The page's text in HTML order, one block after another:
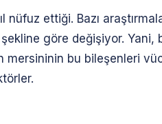
nüfuz ettiği. Bazı
göre değişiyor. Yani,
bu bileşenleri